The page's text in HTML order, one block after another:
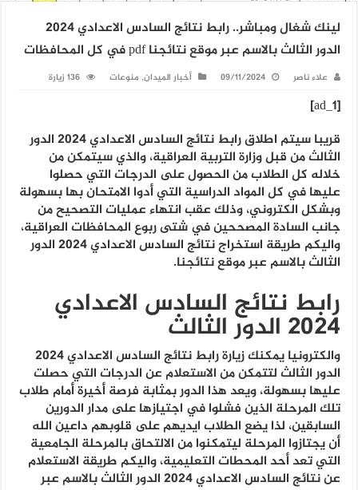
لينك شغال ومباشر.. رابط نتائج السادس الاعدادي 2024
الدور الثالث بالاسم عبر موقع نتائجنا pdf في كل المحافظات
علاء ناصر 09/11/2024 أخبار الميدان, منوعات 136 زيارة
[ad_1]
قريبا سيتم اطلاق رابط نتائج السادس الاعدادي 2024 الدور
الثالث من قبل وزارة التربية العراقية، والذي سيتمكن من
خلاله كل الطلاب من الحصول على الدرجات التي حصلوا
عليها في كل المواد الدراسية التي أدوا الامتحان بها بسهولة
وبشكل الكتروني، وذلك عقب انتهاء عمليات التصحيح من
جانب السادة المصححين في شتى ربوع المحافظات العراقية،
واليكم طريقة استخراج نتائج السادس الاعدادي 2024 الدور
الثالث بالاسم عبر موقع نتائجنا.
رابط نتائج السادس الاعدادي
2024 الدور الثالث
والكترونيا يمكنك زيارة رابط نتائج السادس الاعدادي 2024
الدور الثالث لتتمكن من الاستعلام عن الدرجات التي حصلت
عليها بسهولة، ويعد هذا الدور بمثابة فرصة أخيرة أمام طلاب
تلك المرحلة الذين فشلوا في اجتيازها على مدار الدورين
السابقين، لذا يضع الطلاب ايديهم على قلوبهم داعين الله
أن يجتازوا المرحلة ليتمكنوا من الالتحاق بالمرحلة الجامعية
التي تعد أحد المحطات التعليمية، واليكم طريقة الاستعلام
عن نتائج السادس الاعدادي 2024 الدور الثالث بالاسم عبر